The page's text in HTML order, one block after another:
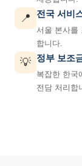
📍 전국 서비
서울 본사를
합니다.
💡 정부 보조
복잡한 한국
전담 처리합